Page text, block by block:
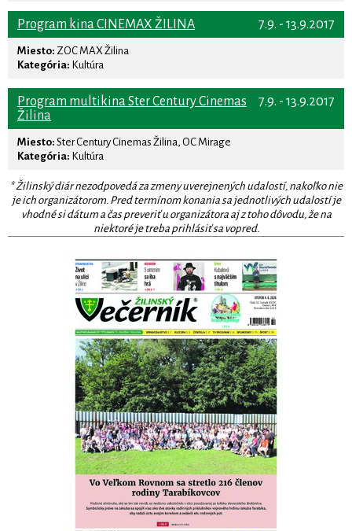
7.9. - 13.9.2017
Program kina CINEMAX ŽILINA
Miesto: ZOC MAX Žilina
Kategória: Kultúra
7.9. - 13.9.2017
Program multikina Ster Century Cinemas
Žilina
Miesto: Ster Century Cinemas Žilina, OC Mirage
Kategória: Kultúra
* Žilinský diár nezodpovedá za zmeny uverejnených udalostí, nakoľko nie
je ich organizátorom. Pred termínom konania sa jednotlivých udalostí je
vhodné si dátum a čas preveriť u organizátora aj z toho dôvodu, že na
niektoré je treba prihlásiť sa vopred.